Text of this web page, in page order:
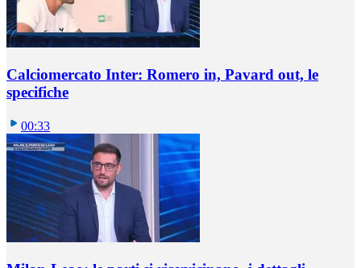
Calciomercato Inter: Romero in, Pavard out, le
specifiche
00:33